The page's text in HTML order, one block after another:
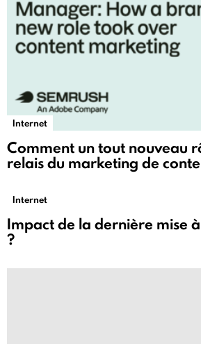
Internet
Comment un tout nouveau
relais du marketing de
Internet
Impact de la dernière mise
?